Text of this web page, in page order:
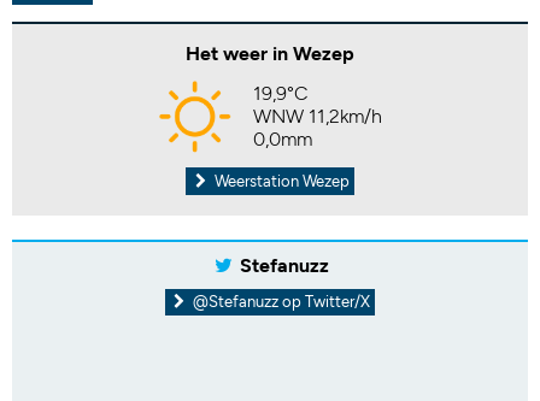
Het weer in Wezep
19,9°C
WNW 11,2km/h
0,0mm
Weerstation Wezep
Stefanuzz
@Stefanuzz op Twitter/X